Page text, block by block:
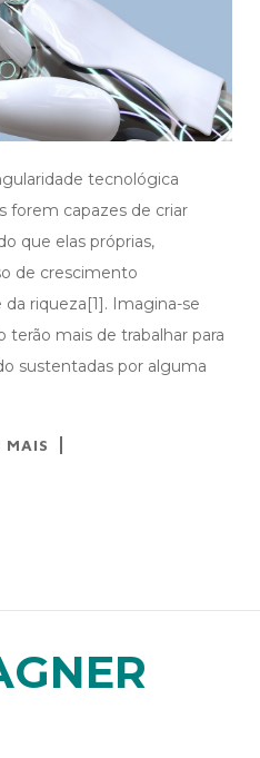
tecnológica
forem capazes de criar
que elas próprias,
de crescimento
riqueza[1]. Imagina-se
terão mais de trabalhar para
sustentadas por alguma
MAIS